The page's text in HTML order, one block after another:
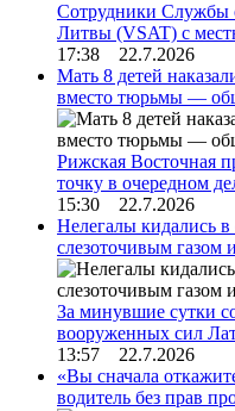
Сотрудники Службы
Литвы (VSAT) с
17:38 22.7.2026
Мать 8 детей
вместо тюрьмы —
Рижская Восточная
точку в очередном
15:30 22.7.2026
Нелегалы кидались
слезоточивым газом
За минувшие сутки
вооруженных сил
13:57 22.7.2026
«Вы сначала
водитель без прав